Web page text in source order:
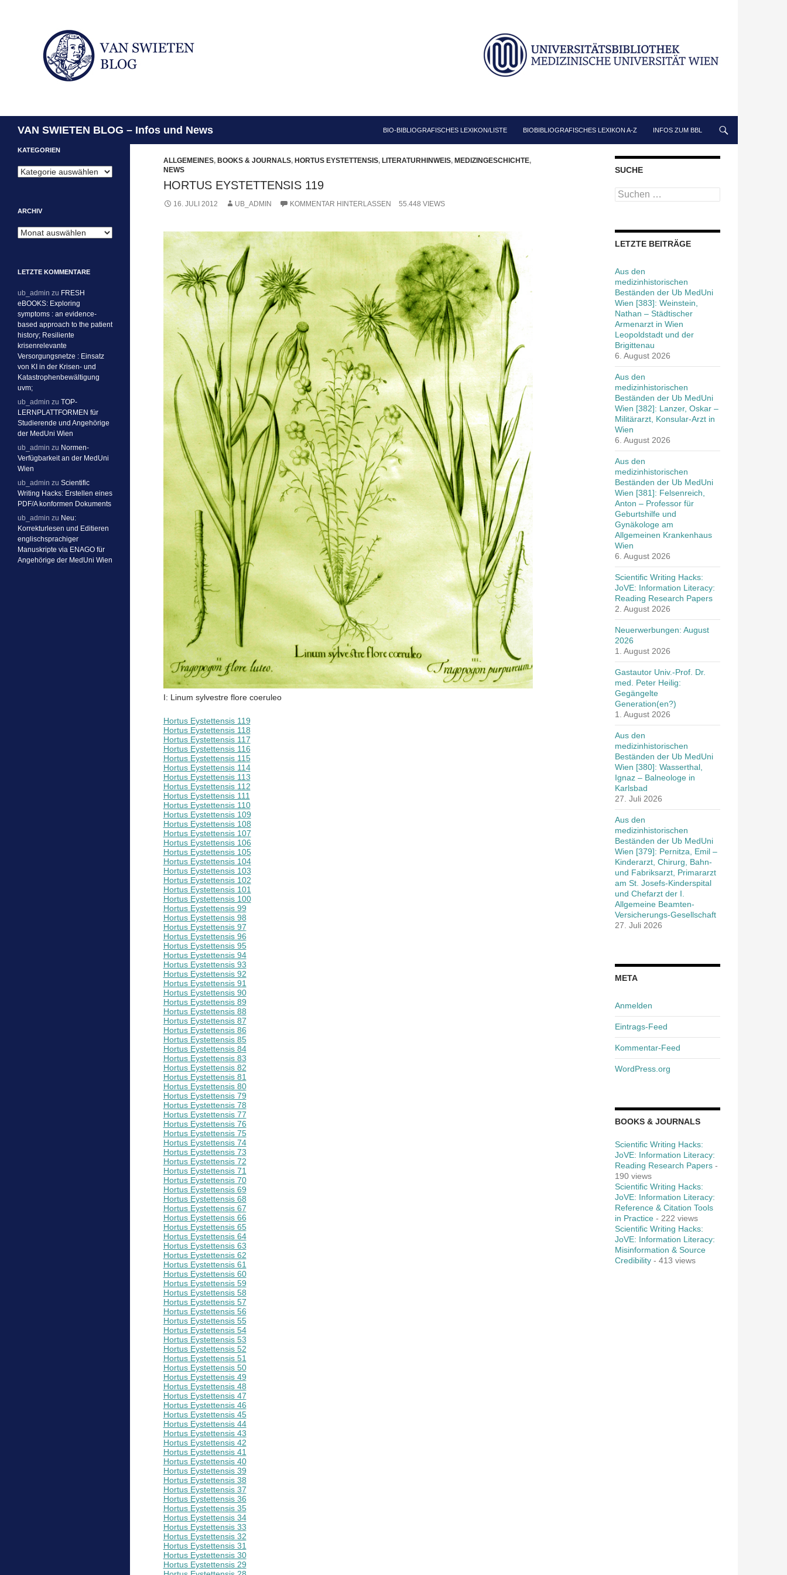
VAN SWIETEN BLOG – Infos und News
BIO-BIBLIOGRAFISCHES LEXIKON/LISTE
BIOBIBLIOGRAFISCHES LEXIKON A-Z INFOS ZUM BBL
ALLGEMEINES, BOOKS & JOURNALS, HORTUS EYSTETTENSIS, LITERATURHINWEIS, MEDIZINGESCHICHTE,
NEWS
HORTUS EYSTETTENSIS 119
16. JULI 2012 UB_ADMIN KOMMENTAR HINTERLASSEN 55.448 VIEWS
I: Linum sylvestre flore coeruleo
Hortus Eystettensis 119
Hortus Eystettensis 118
Hortus Eystettensis 117
Hortus Eystettensis 116
Hortus Eystettensis 115
Hortus Eystettensis 114
Hortus Eystettensis 113
Hortus Eystettensis 112
Hortus Eystettensis 111
Hortus Eystettensis 110
Hortus Eystettensis 109
Hortus Eystettensis 108
Hortus Eystettensis 107
Hortus Eystettensis 106
Hortus Eystettensis 105
Hortus Eystettensis 104
Hortus Eystettensis 103
Hortus Eystettensis 102
Hortus Eystettensis 101
Hortus Eystettensis 100
Hortus Eystettensis 99
Hortus Eystettensis 98
Hortus Eystettensis 97
Hortus Eystettensis 96
Hortus Eystettensis 95
Hortus Eystettensis 94
Hortus Eystettensis 93
Hortus Eystettensis 92
Hortus Eystettensis 91
Hortus Eystettensis 90
Hortus Eystettensis 89
Hortus Eystettensis 88
Hortus Eystettensis 87
Hortus Eystettensis 86
Hortus Eystettensis 85
Hortus Eystettensis 84
Hortus Eystettensis 83
Hortus Eystettensis 82
Hortus Eystettensis 81
Hortus Eystettensis 80
Hortus Eystettensis 79
Hortus Eystettensis 78
Hortus Eystettensis 77
Hortus Eystettensis 76
Hortus Eystettensis 75
Hortus Eystettensis 74
Hortus Eystettensis 73
Hortus Eystettensis 72
Hortus Eystettensis 71
Hortus Eystettensis 70
Hortus Eystettensis 69
Hortus Eystettensis 68
Hortus Eystettensis 67
Hortus Eystettensis 66
Hortus Eystettensis 65
Hortus Eystettensis 64
Hortus Eystettensis 63
Hortus Eystettensis 62
Hortus Eystettensis 61
Hortus Eystettensis 60
Hortus Eystettensis 59
Hortus Eystettensis 58
Hortus Eystettensis 57
Hortus Eystettensis 56
Hortus Eystettensis 55
Hortus Eystettensis 54
Hortus Eystettensis 53
Hortus Eystettensis 52
Hortus Eystettensis 51
Hortus Eystettensis 50
Hortus Eystettensis 49
Hortus Eystettensis 48
Hortus Eystettensis 47
Hortus Eystettensis 46
Hortus Eystettensis 45
Hortus Eystettensis 44
Hortus Eystettensis 43
Hortus Eystettensis 42
Hortus Eystettensis 41
Hortus Eystettensis 40
Hortus Eystettensis 39
Hortus Eystettensis 38
Hortus Eystettensis 37
Hortus Eystettensis 36
Hortus Eystettensis 35
Hortus Eystettensis 34
Hortus Eystettensis 33
Hortus Eystettensis 32
Hortus Eystettensis 31
Hortus Eystettensis 30
Hortus Eystettensis 29
SUCHE
Suchen
nach:
LETZTE BEITRÄGE
Aus den
medizinhistorischen
Beständen der Ub MedUni
Wien [383]: Weinstein,
Nathan – Städtischer
Armenarzt in Wien
Leopoldstadt und der
Brigittenau
6. August 2026
Aus den
medizinhistorischen
Beständen der Ub MedUni
Wien [382]: Lanzer, Oskar –
Militärarzt, Konsular-Arzt in
Wien
6. August 2026
Aus den
medizinhistorischen
Beständen der Ub MedUni
Wien [381]: Felsenreich,
Anton – Professor für
Geburtshilfe und
Gynäkologe am
Allgemeinen Krankenhaus
Wien
6. August 2026
Scientific Writing Hacks:
JoVE: Information Literacy:
Reading Research Papers
2. August 2026
Neuerwerbungen: August
2026
1. August 2026
Gastautor Univ.-Prof. Dr.
med. Peter Heilig:
Gegängelte
Generation(en?)
1. August 2026
Aus den
medizinhistorischen
Beständen der Ub MedUni
Wien [380]: Wasserthal,
Ignaz – Balneologe in
Karlsbad
27. Juli 2026
Aus den
medizinhistorischen
Beständen der Ub MedUni
Wien [379]: Pernitza, Emil –
Kinderarzt, Chirurg, Bahn-
und Fabriksarzt, Primararzt
am St. Josefs-Kinderspital
und Chefarzt der I.
Allgemeine Beamten-
Versicherungs-Gesellschaft
27. Juli 2026
META
Anmelden
Eintrags-Feed
Kommentar-Feed
WordPress.org
BOOKS & JOURNALS
Scientific Writing Hacks:
JoVE: Information Literacy:
Reading Research Papers -
190 views
Scientific Writing Hacks:
JoVE: Information Literacy:
Reference & Citation Tools
in Practice - 222 views
Scientific Writing Hacks:
JoVE: Information Literacy:
Misinformation & Source
Credibility - 413 views
KATEGORIEN
Kategorien
ARCHIV
Archiv
LETZTE KOMMENTARE
ub_admin zu FRESH
eBOOKS: Exploring
symptoms : an evidence-
based approach to the patient
history; Resiliente
krisenrelevante
Versorgungsnetze : Einsatz
von KI in der Krisen- und
Katastrophenbewältigung
uvm;
ub_admin zu TOP-
LERNPLATTFORMEN für
Studierende und Angehörige
der MedUni Wien
ub_admin zu Normen-
Verfügbarkeit an der MedUni
Wien
ub_admin zu Scientific
Writing Hacks: Erstellen eines
PDF/A konformen Dokuments
ub_admin zu Neu:
Korrekturlesen und Editieren
englischsprachiger
Manuskripte via ENAGO für
Angehörige der MedUni Wien